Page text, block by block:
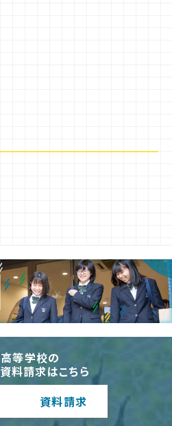
等学校の
料請求はこちら
資料請求